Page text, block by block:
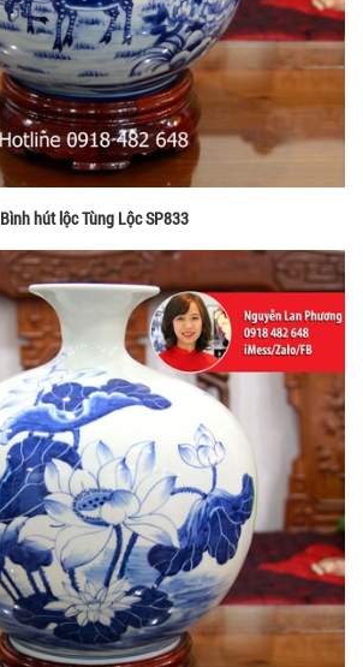
Bình hút lộc Tùng Lộc SP833